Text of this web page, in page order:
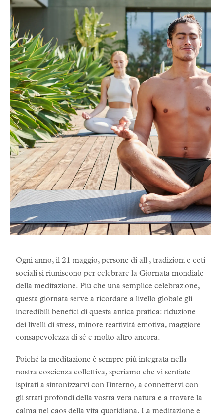
Ogni anno, il 21 maggio, persone di all , tradizioni e ceti
sociali si riuniscono per celebrare la Giornata mondiale
della meditazione. Più che una semplice celebrazione,
questa giornata serve a ricordare a livello globale gli
incredibili benefici di questa antica pratica: riduzione
dei livelli di stress, minore reattività emotiva, maggiore
consapevolezza di sé e molto altro ancora.
Poiché la meditazione è sempre più integrata nella
nostra coscienza collettiva, speriamo che vi sentiate
ispirati a sintonizzarvi con l'interno, a connettervi con
gli strati profondi della vostra vera natura e a trovare la
calma nel caos della vita quotidiana. La meditazione e